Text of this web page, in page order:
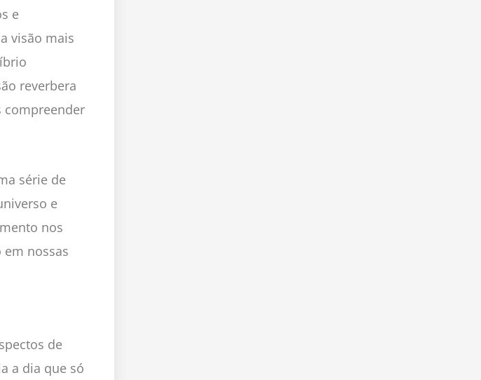
e
visão mais
reverbera
compreender
série de
e
nos
nossas
de
a dia que só